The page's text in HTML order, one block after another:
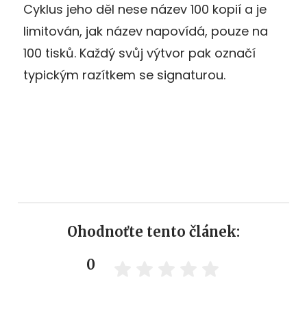
Cyklus jeho děl nese název 100 kopií a je
limitován, jak název napovídá, pouze na
100 tisků. Každý svůj výtvor pak označí
typickým razítkem se signaturou.
Ohodnoťte tento článek:
0